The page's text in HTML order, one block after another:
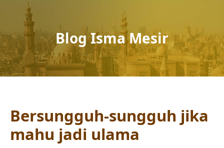
Blog Isma Mesir
Bersungguh-sungguh jika
mahu jadi ulama